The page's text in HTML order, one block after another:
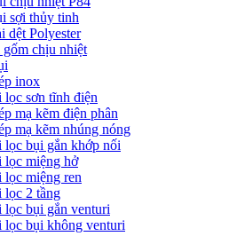
sợi thủy tinh
dệt Polyester
chịu nhiệt
inox
sơn tĩnh điện
mạ kẽm điện phân
mạ kẽm nhúng nóng
lọc bụi gắn khớp nối
lọc miệng hở
miệng ren
lọc 2 tầng
bụi gắn venturi
lọc bụi không venturi